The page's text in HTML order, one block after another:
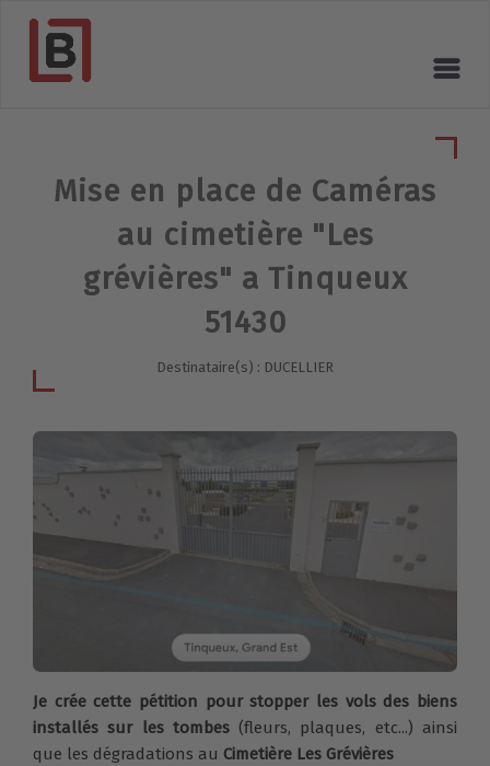
Mise en place de Caméras
au cimetière "Les
grévières" a Tinqueux
51430
Destinataire(s) : DUCELLIER
Je crée cette pétition pour stopper les vols des biens
installés sur les tombes(fleurs, plaques, etc...) ainsi
que les dégradations au Cimetière Les Grévières